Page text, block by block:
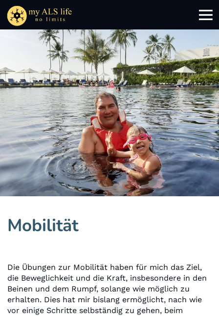
Mobilität
Die Übungen zur Mobilität haben für mich das Ziel,
die Beweglichkeit und die Kraft, insbesondere in den
Beinen und dem Rumpf, solange wie möglich zu
erhalten. Dies hat mir bislang ermöglicht, nach wie
vor einige Schritte selbständig zu gehen, beim